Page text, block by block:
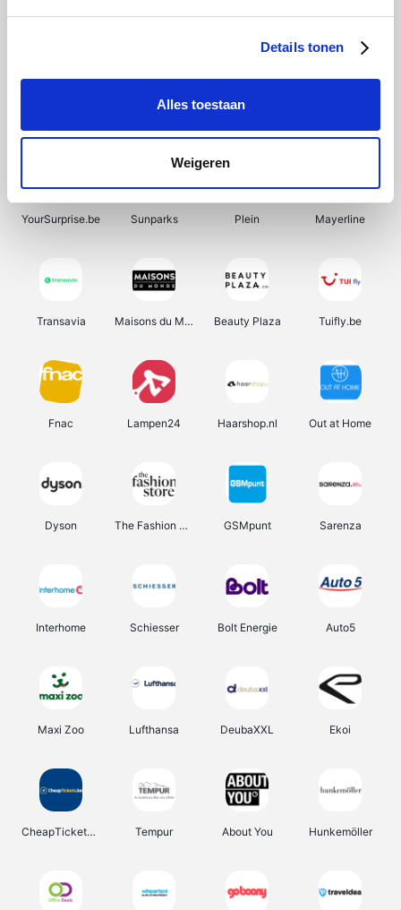
Details tonen
Alles toestaan
Weigeren
SupraBazar Shein Bergfreunde Smartwatchbanden
YourSurprise.be Sunparks Plein Mayerline
Transavia Maisons du Monde Beauty Plaza Tuifly.be
Fnac Lampen24 Haarshop.nl Out at Home
Dyson The Fashion Store GSMpunt Sarenza
Interhome Schiesser Bolt Energie Auto5
Maxi Zoo Lufthansa DeubaXXL Ekoi
CheapTickets.be Tempur About You Hunkemöller